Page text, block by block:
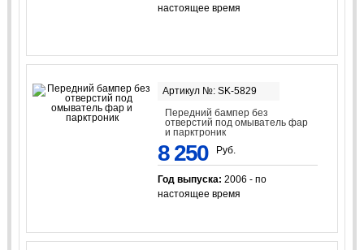
настоящее время
Артикул №: SK-5829
Передний бампер без
отверстий под омыватель фар
и парктроник
8 250 Руб.
Год выпуска: 2006 - по
настоящее время